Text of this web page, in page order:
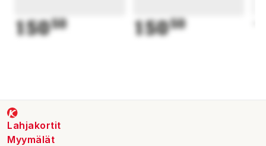
15050 15050
Lahjakortit
Myymälät